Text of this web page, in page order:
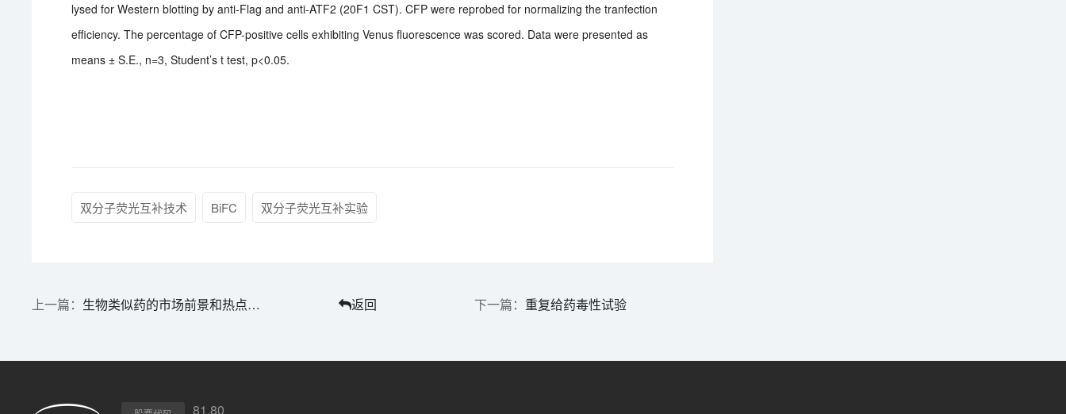
lysed for Western blotting by anti-Flag and anti-ATF2 (20F1 CST). CFP were reprobed for normalizing the tranfection
efficiency. The percentage of CFP-positive cells exhibiting Venus fluorescence was scored. Data were presented as
means ± S.E., n=3, Student’s t test, p<0.05.
双分子荧光互补技术 BiFC 双分子荧光互补实验
生物类似药的市场前景和热点问题 返回 重复给药毒性试验
81.80